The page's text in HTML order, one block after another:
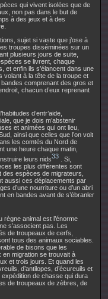
qui vivent isolées que de
non pas dans le but de
à des jeux et à des
sujet si vaste que j’ose à
troupes disséminées sur un
plusieurs jours de suite,
se livrent, chaque
et enfin ils s’élancent dans une
volant à la tête de la troupe et
comprenant des gros et
chacun d’eux reprenant
d’entr’aide,
que je dois m’abstenir
et animées qui ont lieu,
ainsi que celles que l’on voit
les comtés du Nord de
une heure chaque matin,
leurs nids33 . Si,
les plus différentes sont
espèces de migrateurs,
aussi ces déplacements par
d’une nourriture ou d’un abri
en bandes avant de s’ébranler
animal est l’énorme
s’associent pas. Les
de troupeaux de cerfs,
tous des animaux sociables.
de bisons que les
en migration se trouvait à
et trois jours. Et quand les
d’antilopes, d’écureuils et
expédition de chasse qui dura
de troupeaux de zèbres, de